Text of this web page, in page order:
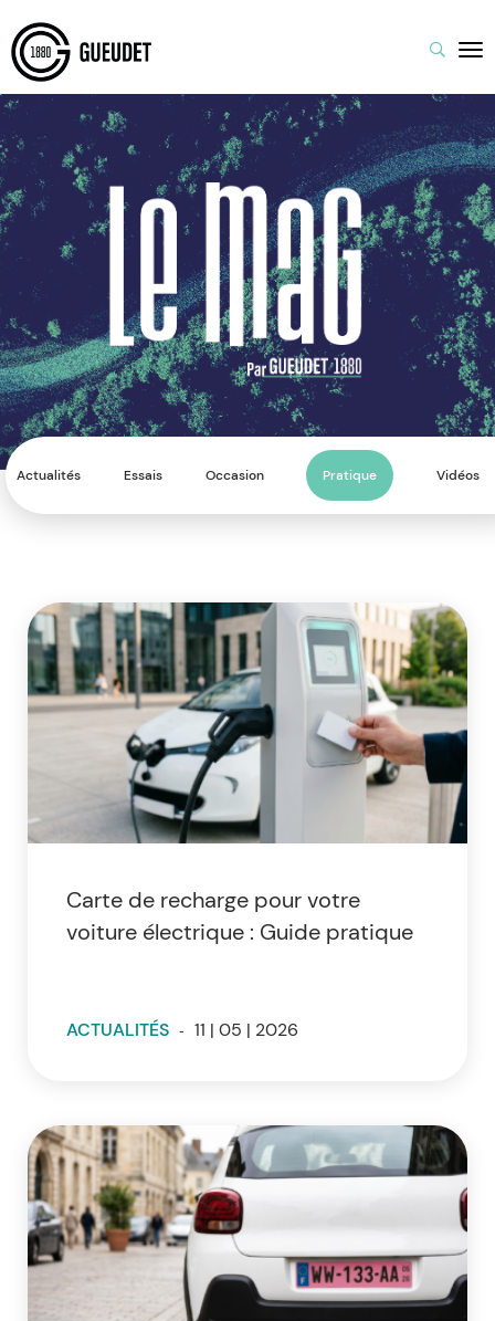
Actualités Essais Occasion Pratique Vidéos
Carte de recharge pour votre
voiture électrique : Guide pratique
ACTUALITÉS - 11 | 05 | 2026